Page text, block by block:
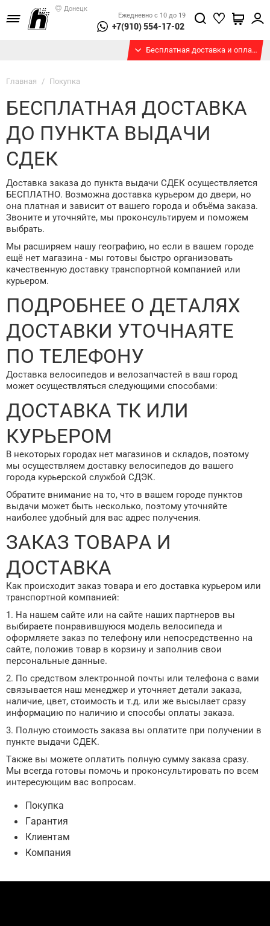
Донецк
Ежедневно с 10 до 19
+7(910) 554-17-02
Бесплатная доставка и оплата при получении
Главная / Покупка
БЕСПЛАТНАЯ ДОСТАВКА
ДО ПУНКТА ВЫДАЧИ
СДЕК
Доставка заказа до пункта выдачи СДЕК осуществляется
БЕСПЛАТНО. Возможна доставка курьером до двери, но
она платная и зависит от вашего города и объёма заказа.
Звоните и уточняйте, мы проконсультируем и поможем
выбрать.
Мы расширяем нашу географию, но если в вашем городе
ещё нет магазина - мы готовы быстро организовать
качественную доставку транспортной компанией или
курьером.
ПОДРОБНЕЕ О ДЕТАЛЯХ
ДОСТАВКИ УТОЧНАЯТЕ
ПО ТЕЛЕФОНУ
Доставка велосипедов и велозапчастей в ваш город
может осуществляться следующими способами:
ДОСТАВКА ТК ИЛИ
КУРЬЕРОМ
В некоторых городах нет магазинов и складов, поэтому
мы осуществляем доставку велосипедов до вашего
города курьерской службой СДЭК.
Обратите внимание на то, что в вашем городе пунктов
выдачи может быть несколько, поэтому уточняйте
наиболее удобный для вас адрес получения.
ЗАКАЗ ТОВАРА И
ДОСТАВКА
Как происходит заказ товара и его доставка курьером или
транспортной компанией:
1. На нашем сайте или на сайте наших партнеров вы
выбираете понравившуюся модель велосипеда и
оформляете заказ по телефону или непосредственно на
сайте, положив товар в корзину и заполнив свои
персональные данные.
2. По средством электронной почты или телефона с вами
связывается наш менеджер и уточняет детали заказа,
наличие, цвет, стоимость и т.д. или же высылает сразу
информацию по наличию и способы оплаты заказа.
3. Полную стоимость заказа вы оплатите при получении в
пункте выдачи СДЕК.
Также вы можете оплатить полную сумму заказа сразу.
Мы всегда готовы помочь и проконсультировать по всем
интересующим вас вопросам.
Покупка
Гарантия
Клиентам
Компания